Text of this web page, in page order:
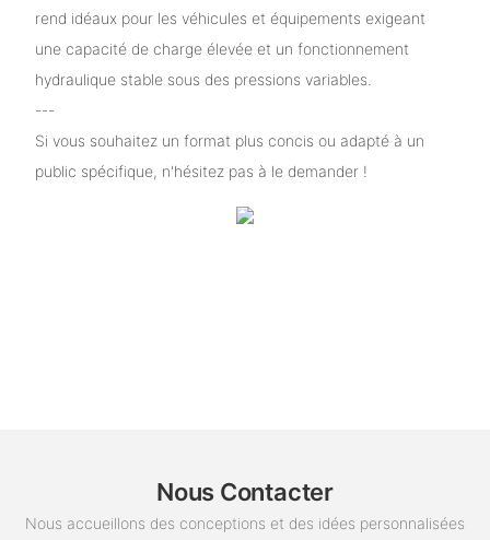
rend idéaux pour les véhicules et équipements exigeant
une capacité de charge élevée et un fonctionnement
hydraulique stable sous des pressions variables.
---
Si vous souhaitez un format plus concis ou adapté à un
public spécifique, n'hésitez pas à le demander !
Nous Contacter
Nous accueillons des conceptions et des idées personnalisées